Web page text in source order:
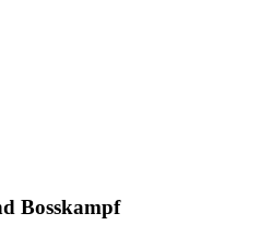
Bosskampf